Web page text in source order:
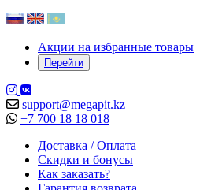
Акции на избранные товары
Перейти
support@megapit.kz
+7 700 18 18 018
Доставка / Оплата
Скидки и бонусы
Как заказать?